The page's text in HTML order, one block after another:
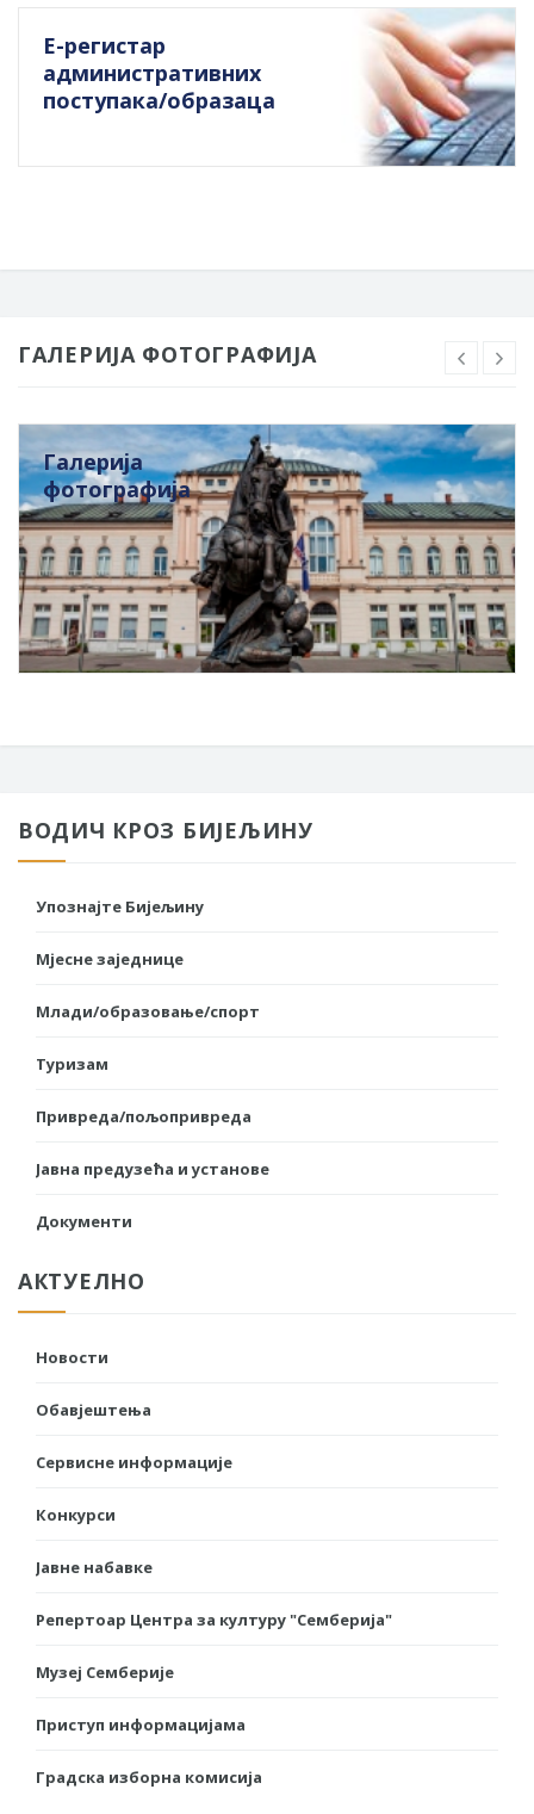
Е-регистар
административних
поступака/образаца
ГАЛЕРИЈА ФОТОГРАФИЈА
Галерија
фотографија
ВОДИЧ КРОЗ БИЈЕЉИНУ
Упознајте Бијељину
Мјесне заједнице
Млади/образовање/спорт
Туризам
Привреда/пољопривреда
Јавна предузећа и установе
Документи
АКТУЕЛНО
Новости
Обавјештења
Сервисне информације
Конкурси
Јавне набавке
Репертоар Центра за културу "Семберија"
Музеј Семберије
Приступ информацијама
Градска изборна комисија